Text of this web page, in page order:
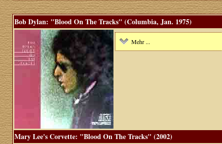
Bob Dylan: "Blood On The Tracks" (Columbia, Jan. 1975)
Mehr ...
Mary Lee's Corvette: "Blood On The Tracks" (2002)